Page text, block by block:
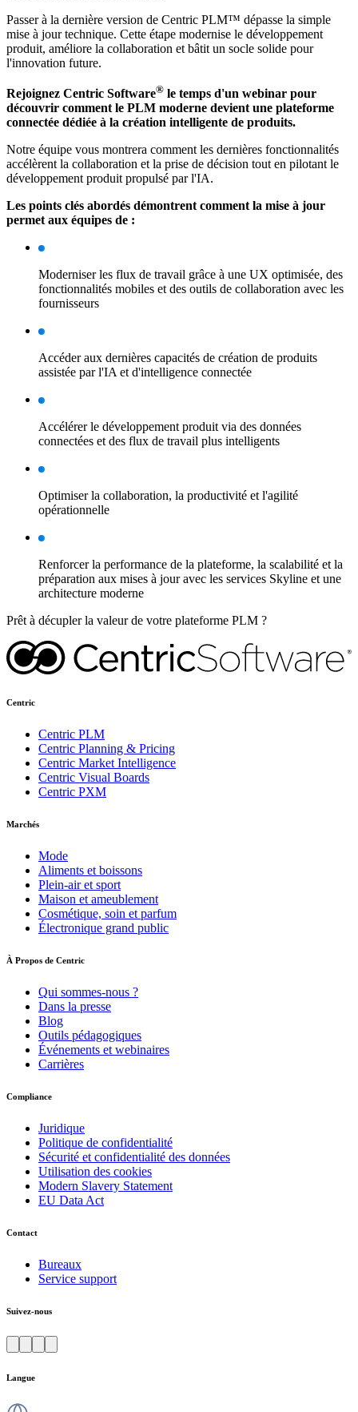
Passer à la dernière version de Centric PLM™ dépasse la simple
mise à jour technique. Cette étape modernise le développement
produit, améliore la collaboration et bâtit un socle solide pour
l'innovation future.
Rejoignez Centric Software® le temps d'un webinar pour
découvrir comment le PLM moderne devient une plateforme
connectée dédiée à la création intelligente de produits.
Notre équipe vous montrera comment les dernières fonctionnalités
accélèrent la collaboration et la prise de décision tout en pilotant le
développement produit propulsé par l'IA.
Les points clés abordés démontrent comment la mise à jour
permet aux équipes de :
Moderniser les flux de travail grâce à une UX optimisée, des
fonctionnalités mobiles et des outils de collaboration avec les
fournisseurs
Accéder aux dernières capacités de création de produits
assistée par l'IA et d'intelligence connectée
Accélérer le développement produit via des données
connectées et des flux de travail plus intelligents
Optimiser la collaboration, la productivité et l'agilité
opérationnelle
Renforcer la performance de la plateforme, la scalabilité et la
préparation aux mises à jour avec les services Skyline et une
architecture moderne
Prêt à décupler la valeur de votre plateforme PLM ?
Centric
Centric PLM
Centric Planning & Pricing
Centric Market Intelligence
Centric Visual Boards
Centric PXM
Marchés
Mode
Aliments et boissons
Plein-air et sport
Maison et ameublement
Cosmétique, soin et parfum
Électronique grand public
À Propos de Centric
Qui sommes-nous ?
Dans la presse
Blog
Outils pédagogiques
Événements et webinaires
Carrières
Compliance
Juridique
Politique de confidentialité
Sécurité et confidentialité des données
Utilisation des cookies
Modern Slavery Statement
EU Data Act
Contact
Bureaux
Service support
Suivez-nous
Langue